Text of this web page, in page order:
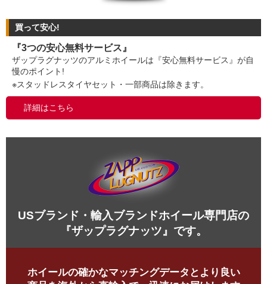
買って安心!
『3つの安心無料サービス』
ザップラグナッツのアルミホイールは『安心無料サービス』が自
慢のポイント!
※スタッドレスタイヤセット・一部商品は除きます。
詳細はこちら
USブランド・輸入ブランドホイール専門店の
『ザップラグナッツ』です。
ホイールの確かなマッチングデータとより良い